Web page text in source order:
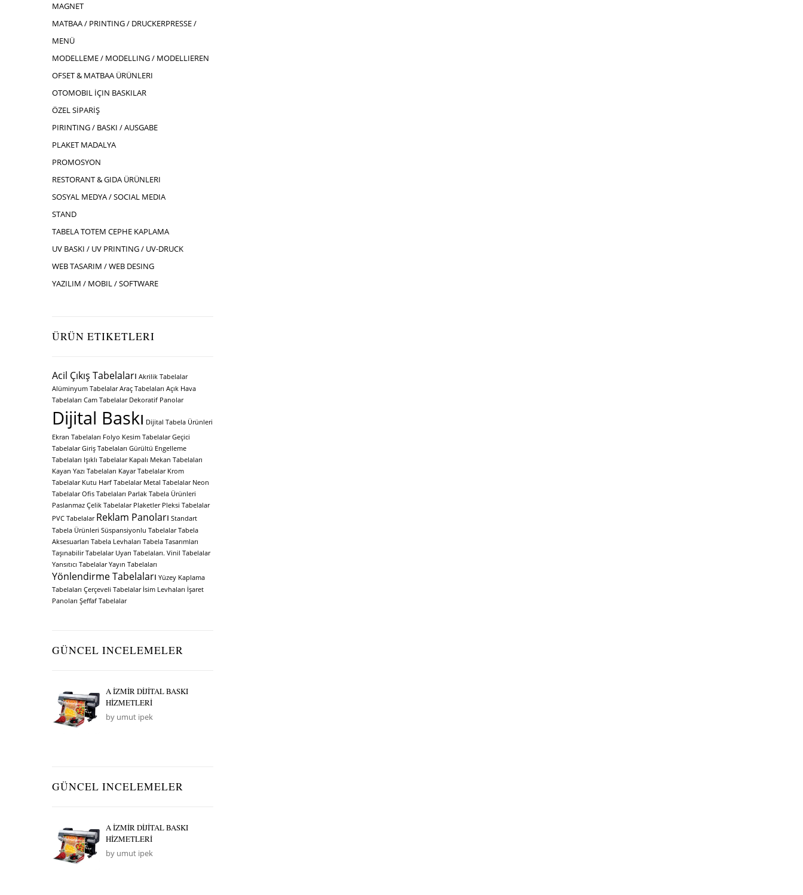
MAGNET
MATBAA / PRINTING / DRUCKERPRESSE /
MENÜ
MODELLEME / MODELLING / MODELLIEREN
OFSET & MATBAA ÜRÜNLERI
OTOMOBIL İÇIN BASKILAR
ÖZEL SİPARİŞ
PIRINTING / BASKI / AUSGABE
PLAKET MADALYA
PROMOSYON
RESTORANT & GIDA ÜRÜNLERI
SOSYAL MEDYA / SOCIAL MEDIA
STAND
TABELA TOTEM CEPHE KAPLAMA
UV BASKI / UV PRINTING / UV-DRUCK
WEB TASARIM / WEB DESING
YAZILIM / MOBIL / SOFTWARE
ÜRÜN ETIKETLERI
Acil Çıkış Tabelaları Akrilik Tabelalar
Alüminyum Tabelalar Araç Tabelaları Açık Hava
Tabelaları Cam Tabelalar Dekoratif Panolar
Dijital Baskı Dijital Tabela Ürünleri
Ekran Tabelaları Folyo Kesim Tabelalar Geçici
Tabelalar Giriş Tabelaları Gürültü Engelleme
Tabelaları Işıklı Tabelalar Kapalı Mekan Tabelaları
Kayan Yazı Tabelaları Kayar Tabelalar Krom
Tabelalar Kutu Harf Tabelalar Metal Tabelalar Neon
Tabelalar Ofis Tabelaları Parlak Tabela Ürünleri
Paslanmaz Çelik Tabelalar Plaketler Pleksi Tabelalar
PVC Tabelalar Reklam Panoları Standart
Tabela Ürünleri Süspansiyonlu Tabelalar Tabela
Aksesuarları Tabela Levhaları Tabela Tasarımları
Taşınabilir Tabelalar Uyarı Tabelaları. Vinil Tabelalar
Yansıtıcı Tabelalar Yayın Tabelaları
Yönlendirme Tabelaları Yüzey Kaplama
Tabelaları Çerçeveli Tabelalar İsim Levhaları İşaret
Panoları Şeffaf Tabelalar
GÜNCEL INCELEMELER
A İZMİR DİJİTAL BASKI
HİZMETLERİ
by umut ipek
GÜNCEL INCELEMELER
A İZMİR DİJİTAL BASKI
HİZMETLERİ
by umut ipek